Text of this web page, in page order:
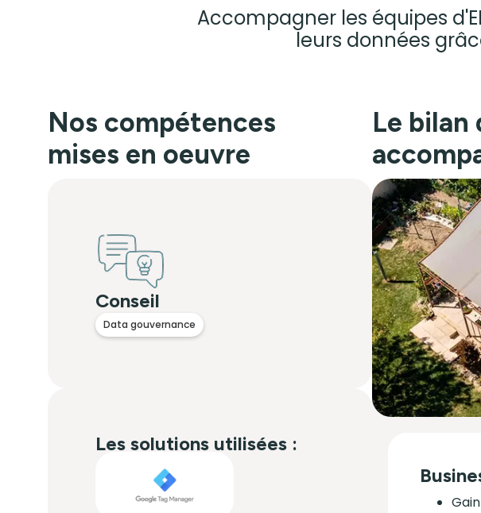
Accompagner les équipes
leurs données
Nos compétences
mises en oeuvre
Conseil
Data gouvernance
Les solutions utilisées :
Le bilan